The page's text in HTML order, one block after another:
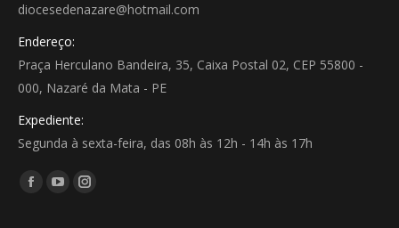
diocesedenazare@hotmail.com
Endereço:
Praça Herculano Bandeira, 35, Caixa Postal 02, CEP 55800 -
000, Nazaré da Mata - PE
Expediente:
Segunda à sexta-feira, das 08h às 12h - 14h às 17h
Encontre-nos em:
Facebook
YouTubeInstagram